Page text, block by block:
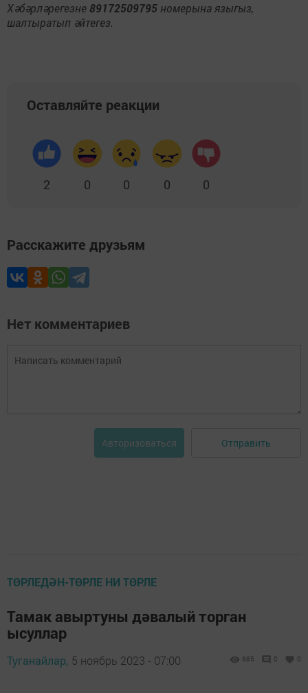
Хәбәрләрегезне 89172509795 номерына языгыз,
шалтыратып әйтегез.
Оставляйте реакции
2 0 0 0 0
Расскажите друзьям
Нет комментариев
Авторизоваться Отправить
ТӨРЛЕДӘН-ТӨРЛЕ НИ ТӨРЛЕ
Тамак авыртуны дәвалый торган
ысуллар
Туганайлар, 5 ноябрь 2023 - 07:00 685 0 0